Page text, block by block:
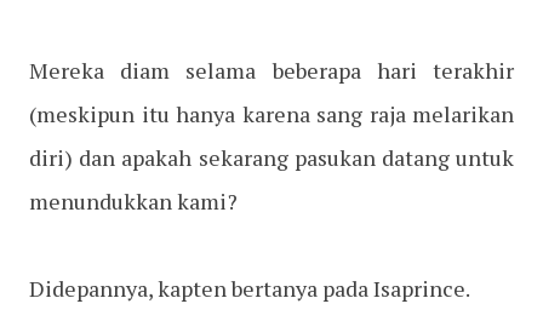
Mereka diam selama beberapa hari terakhir
(meskipun itu hanya karena sang raja melarikan
diri) dan apakah sekarang pasukan datang untuk
menundukkan kami?
Didepannya, kapten bertanya pada Isaprince.